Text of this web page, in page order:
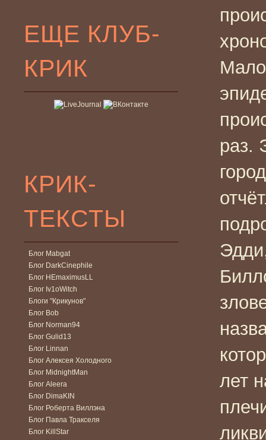
ЕЩЕ КЛУБ-
КРИК
КРИК-
ТЕКСТЫ
Блог Mabgat
Блог DarkCinephile
Блог HEmaximusLL
Блог Iv1oWitch
Блоги "Крикунов"
Блог Bob
Блог Norman94
Блог Gulid13
Блог Linnan
Блог Алексея Холодного
Блог MidnightMan
Блог Aleera
Блог DimaKIN
Блог Роберта Виллэна
Блог Павла Тракселя
Блог KillStar
раз.
лет